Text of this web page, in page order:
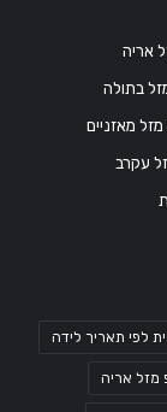
לפי תאריך לידה
מזל אריה